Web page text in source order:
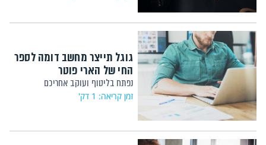
גוגל תייצר מחשב דומה לספר
החי של הארי פוטר
נפתח בליטוף ועוקב אחריכם
זמן קריאה: 1 דק'